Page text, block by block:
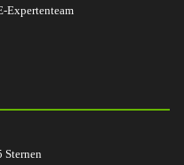
Expertenteam
Sternen